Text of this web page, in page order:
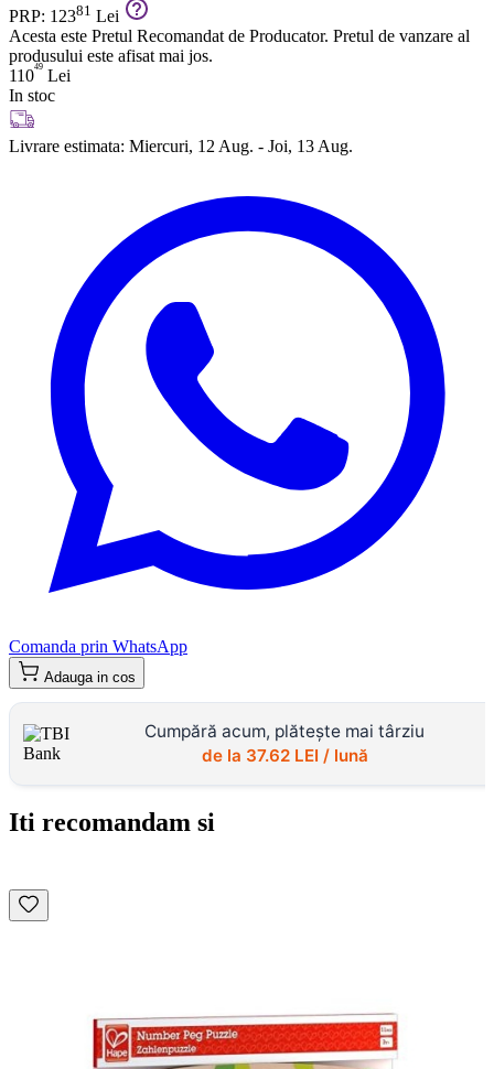
PRP: 12381 Lei
Acesta este Pretul Recomandat de Producator. Pretul de vanzare al
produsului este afisat mai jos.
11049 Lei
In stoc
Livrare estimata: Miercuri, 12 Aug. - Joi, 13 Aug.
Comanda prin WhatsApp
Adauga in cos
Cumpără acum, plătește mai târziu
de la 37.62LEI / lună
Iti recomandam si